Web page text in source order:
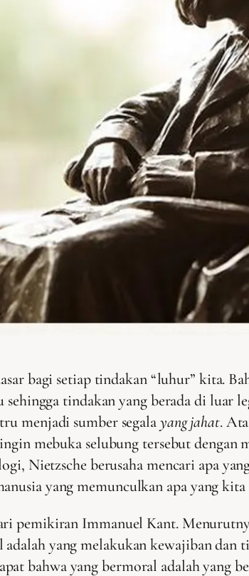
bagi setiap tindakan “luhur” kita.
tindakan yang berada di luar
menjadi sumber segalayang jahat.
mebuka selubung tersebut dengan
Nietzsche berusaha mencari apa
yang memunculkan apa yang
pemikiran Immanuel Kant.
adalah yang melakukan kewajiban
bahwa yang bermoral adalah yang